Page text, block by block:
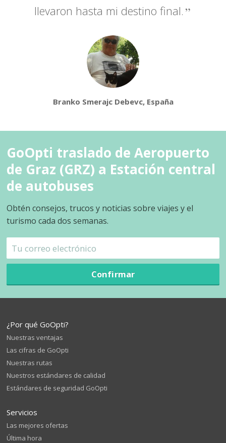
llevaron hasta mi destino final.
Branko Smerajc Debevc, España
GoOpti traslado de Aeropuerto
de Graz (GRZ) a Estación central
de autobuses
Obtén consejos, trucos y noticias sobre viajes y el
turismo cada dos semanas.
Confirmar
¿Por qué GoOpti?
Nuestras ventajas
Las cifras de GoOpti
Nuestras rutas
Nuestros estándares de calidad
Estándares de seguridad GoOpti
Servicios
Las mejores ofertas
Última hora